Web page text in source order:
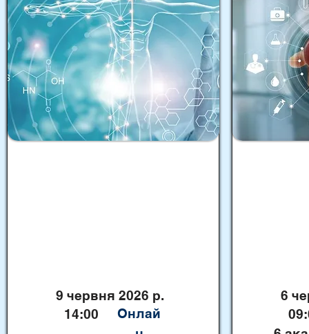
9 червня 2026 р.
14:00
Онлай
6